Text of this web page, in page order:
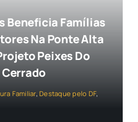
Beneficia Famílias
Na Ponte Alta
Peixes Do
Cerrado
Familiar, Destaque pelo DF,